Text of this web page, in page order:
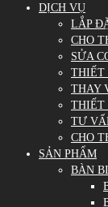
DỊCH VỤ
LẮP
CHO
SỬA
THIẾT
THAY
THIẾT
TƯ
CHO
SẢN PHẨM
BÀN